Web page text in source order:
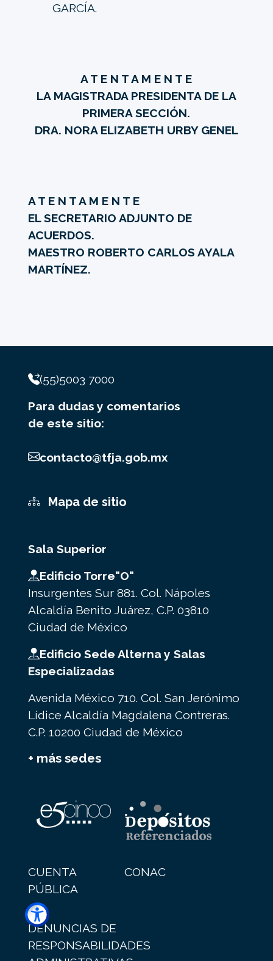
GARCÍA.
A T E N T A M E N T E
LA MAGISTRADA PRESIDENTA DE LA
PRIMERA SECCIÓN.
DRA. NORA ELIZABETH URBY GENEL
A T E N T A M E N T E
EL SECRETARIO ADJUNTO DE
ACUERDOS.
MAESTRO ROBERTO CARLOS AYALA
MARTÍNEZ.
(55)5003 7000
Para dudas y comentarios
de este sitio:
contacto@tfja.gob.mx
Mapa de sitio
Sala Superior
Edificio Torre"O"
Insurgentes Sur 881. Col. Nápoles
Alcaldía Benito Juárez, C.P. 03810
Ciudad de México
Edificio Sede Alterna y Salas
Especializadas
Avenida México 710. Col. San Jerónimo
Lídice Alcaldía Magdalena Contreras.
C.P. 10200 Ciudad de México
+ más sedes
CUENTA
PÚBLICA
CONAC
DENUNCIAS DE
RESPONSABILIDADES